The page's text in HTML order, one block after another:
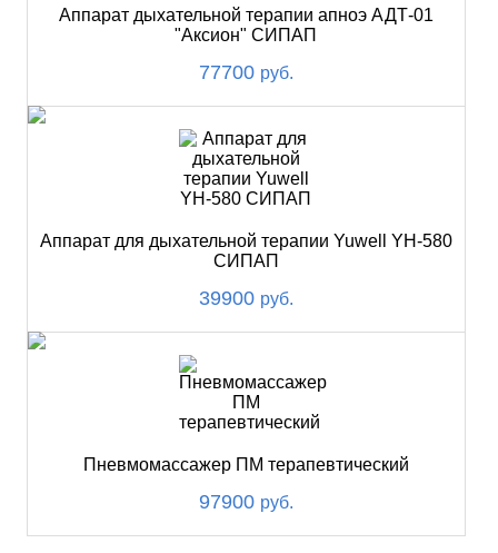
Аппарат дыхательной терапии апноэ АДТ-01
"Аксион" СИПАП
77700 руб.
Аппарат для дыхательной терапии Yuwell YH-580
СИПАП
39900 руб.
Пневмомассажер ПМ терапевтический
97900 руб.